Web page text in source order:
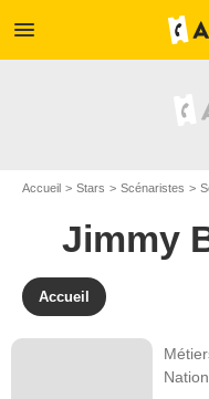
menu
Accueil Stars Scénaristes
Jimmy
Accueil